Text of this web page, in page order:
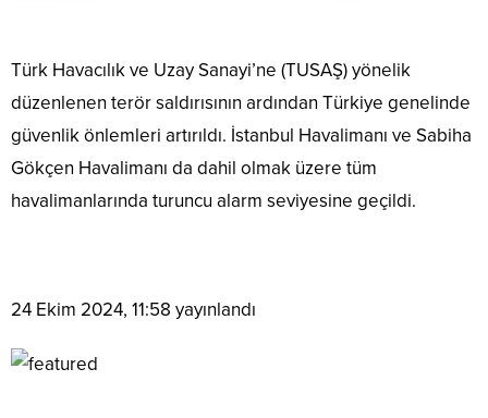
Türk Havacılık ve Uzay Sanayi’ne (TUSAŞ) yönelik
düzenlenen terör saldırısının ardından Türkiye genelinde
güvenlik önlemleri artırıldı. İstanbul Havalimanı ve Sabiha
Gökçen Havalimanı da dahil olmak üzere tüm
havalimanlarında turuncu alarm seviyesine geçildi.
24 Ekim 2024, 11:58 yayınlandı